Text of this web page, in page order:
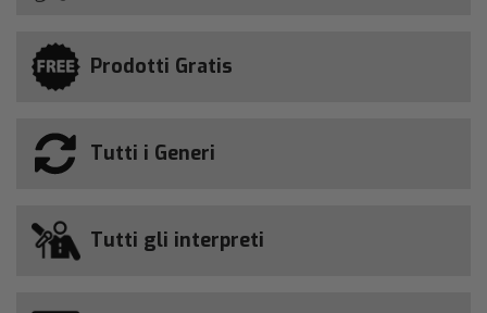
Prodotti Gratis
Tutti i Generi
Tutti gli interpreti